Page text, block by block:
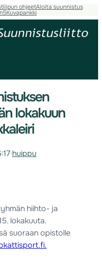
ohjeetAloita suunnistus
Kuvapankki
lokakuun
·huippu
hiihto- ja
lokakuuta.
suoraan opistolle